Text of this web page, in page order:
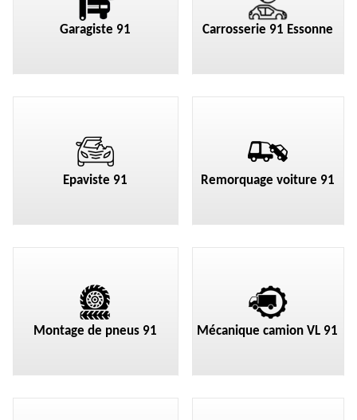
Garagiste 91 Carrosserie 91 Essonne
Epaviste 91 Remorquage voiture 91
Montage de pneus 91 Mécanique camion VL 91